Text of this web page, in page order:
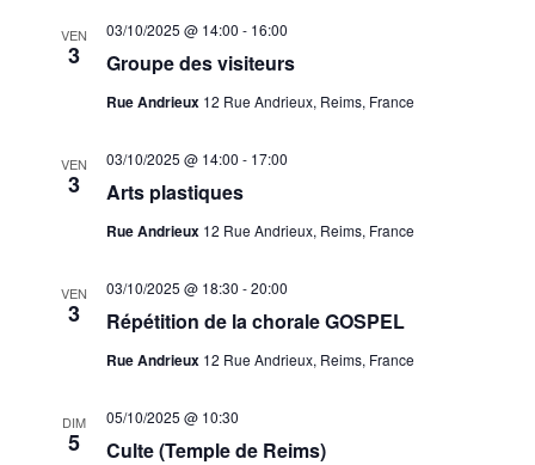
VEN
3 Groupe des visiteurs
03/10/2025 @ 14:00 - 16:00
Rue Andrieux 12 Rue Andrieux, Reims, France
VEN
3 Arts plastiques
03/10/2025 @ 14:00 - 17:00
Rue Andrieux 12 Rue Andrieux, Reims, France
VEN
3 Répétition de la chorale GOSPEL
03/10/2025 @ 18:30 -20:00
Rue Andrieux 12 Rue Andrieux, Reims, France
DIM
5 Culte (Temple de Reims)
05/10/2025 @ 10:30